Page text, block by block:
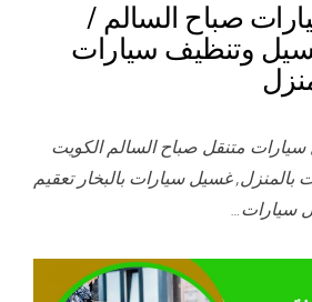
صباح السالم /
/ غسيل وتنظيف سيارات
متنقل صباح السالم الكويت
غسيل سيارات بالبخار تعقيم
سيارات…